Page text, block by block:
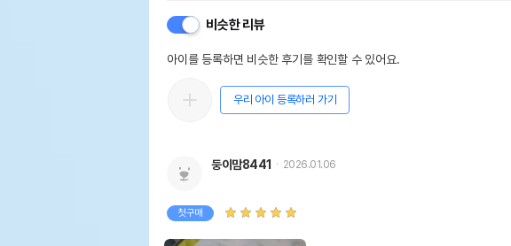
비슷한 리뷰
아이를 등록하면 비슷한 후기를 확인할 수 있어요.
우리 아이 등록하러 가기
둥이맘8441 2026.01.06
첫구매